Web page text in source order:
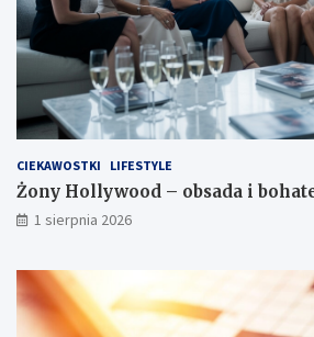
CIEKAWOSTKI LIFESTYLE
Żony Hollywood – obsada i
1 sierpnia 2026